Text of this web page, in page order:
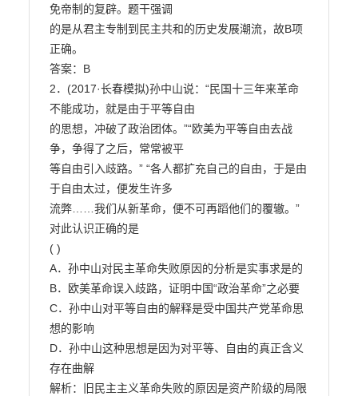
免帝制的复辟。题干强调
的是从君主专制到民主共和的历史发展潮流，故B项
正确。
答案：B
2．(2017·长春模拟)孙中山说：“民国十三年来革命
不能成功，就是由于平等自由
的思想，冲破了政治团体。”“欧美为平等自由去战
争，争得了之后，常常被平
等自由引入歧路。” “各人都扩充自己的自由，于是由
于自由太过，便发生许多
流弊……我们从新革命，便不可再蹈他们的覆辙。”
对此认识正确的是
( )
A．孙中山对民主革命失败原因的分析是实事求是的
B．欧美革命误入歧路，证明中国“政治革命”之必要
C．孙中山对平等自由的解释是受中国共产党革命思
想的影响
D．孙中山这种思想是因为对平等、自由的真正含义
存在曲解
解析：旧民主主义革命失败的原因是资产阶级的局限